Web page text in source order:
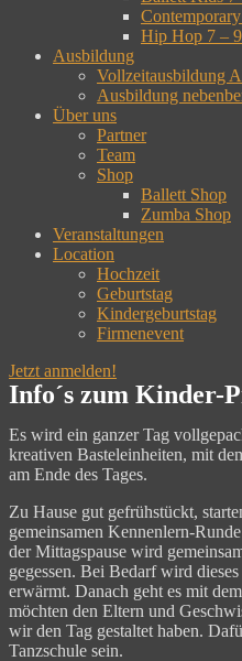
Hip Hop 7 –
Ausbildung
Vollzeitausbildung
Ausbildung
Über uns
Partner
Team
Shop
Ballett Shop
Zumba Shop
Veranstaltungen
Location
Hochzeit
Geburtstag
Kindergeburtstag
Firmenevent
Jetzt anmelden!
Info´s zum Kinder-
Es wird ein ganzer Tag
kreativen Basteleinheiten, mit
am Ende des Tages.
Zu Hause gut gefrühstückt,
gemeinsamen Kennenlern-
der Mittagspause wird
gegessen. Bei Bedarf wird
erwärmt. Danach geht es mit
möchten den Eltern und
wir den Tag gestaltet haben.
Tanzschule sein.